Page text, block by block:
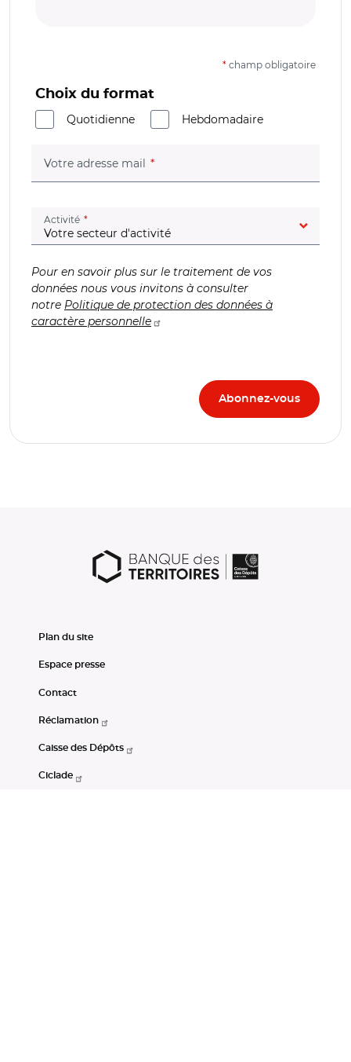
* champ obligatoire
Choix du format
Quotidienne
Hebdomadaire
Votre adresse mail (champ obligatoire)
Activité (champ obligatoire)
Pour en savoir plus sur le traitement de vos
données nous vous invitons à consulter
notre Politique de protection des données à
caractère personnelle
Plan du site
Espace presse
Contact
Réclamation
Caisse des Dépôts
Ciclade